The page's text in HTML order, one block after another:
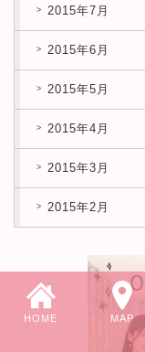
HOME MAP
2015年7月
2015年6月
2015年5月
2015年4月
2015年3月
2015年2月